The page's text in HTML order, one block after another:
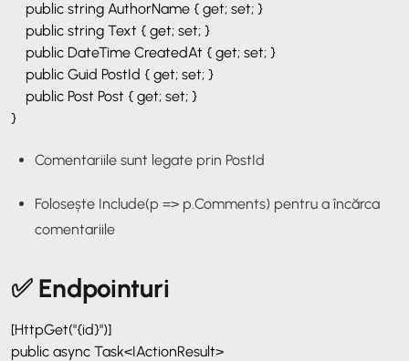
public string AuthorName { get; set; }
public string Text { get; set; }
public DateTime CreatedAt { get; set; }
public Guid PostId { get; set; }
public Post Post { get; set; }
}
Comentariile sunt legate prin PostId
Folosește Include(p => p.Comments)pentru a încărca
comentariile
✅ Endpointuri
[HttpGet("{id}")]
public async Task<IActionResult>